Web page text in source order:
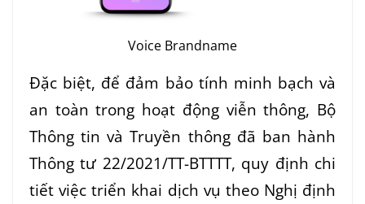
Voice Brandname
Đặc biệt, để đảm bảo tính minh bạch và
an toàn trong hoạt động viễn thông, Bộ
Thông tin và Truyền thông đã ban hành
Thông tư 22/2021/TT-BTTTT, quy định chi
tiết việc triển khai dịch vụ theo Nghị định